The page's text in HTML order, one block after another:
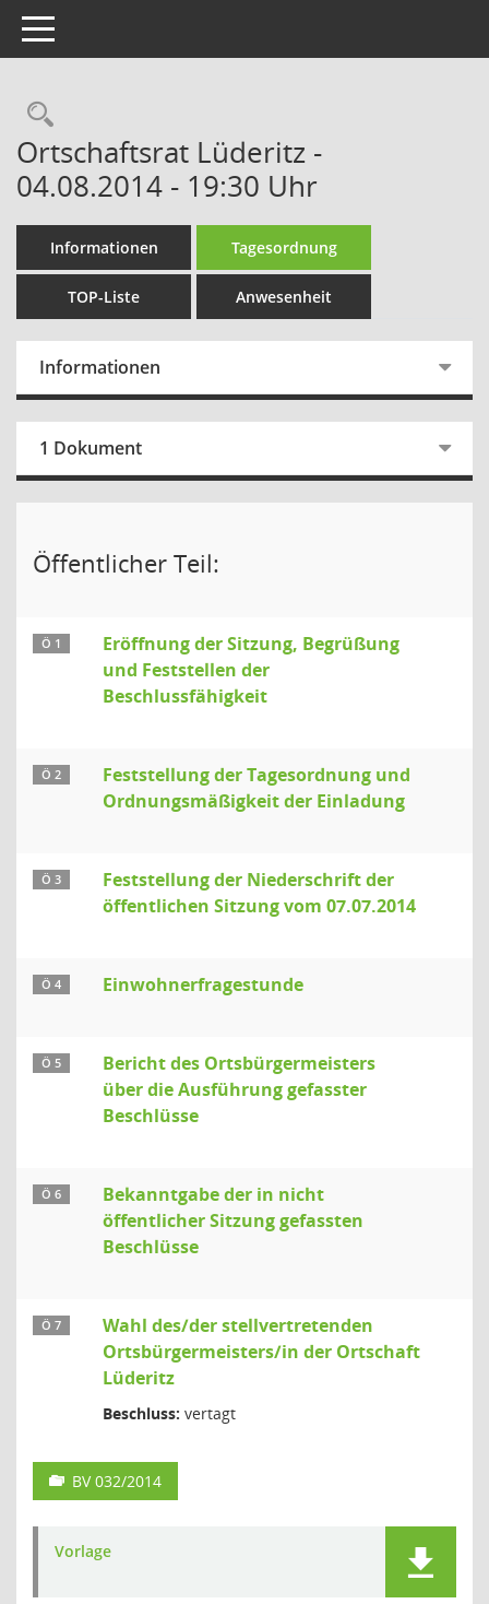
Toggle navigation
Rechercheauswahl
Ortschaftsrat Lüderitz -
04.08.2014 - 19:30 Uhr
Informationen Tagesordnung
TOP-Liste Anwesenheit
Informationen
1 Dokument
Öffentlicher Teil:
Ö 1
Eröffnung der Sitzung, Begrüßung
und Feststellen der
Beschlussfähigkeit
Ö 2
Feststellung der Tagesordnung und
Ordnungsmäßigkeit der Einladung
Ö 3
Feststellung der Niederschrift der
öffentlichen Sitzung vom 07.07.2014
Ö 4 Einwohnerfragestunde
Ö 5
Bericht des Ortsbürgermeisters
über die Ausführung gefasster
Beschlüsse
Ö 6
Bekanntgabe der in nicht
öffentlicher Sitzung gefassten
Beschlüsse
Ö 7
Wahl des/der stellvertretenden
Ortsbürgermeisters/in der Ortschaft
Lüderitz
Beschluss: vertagt
BV 032/2014
Vorlage